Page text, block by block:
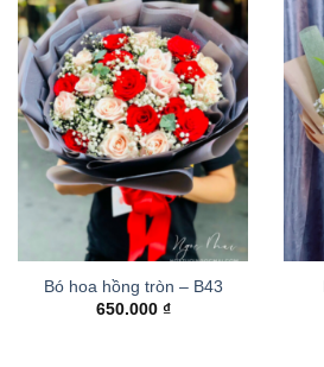
Bó hoa hồng tròn – B43
650.000 ₫